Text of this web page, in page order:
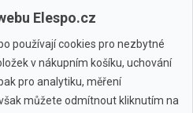
další
Elespo.cz
používají cookies pro nezbytné
v nákupním košíku, uchování
pro analytiku, měření
můžete odmítnout kliknutím na